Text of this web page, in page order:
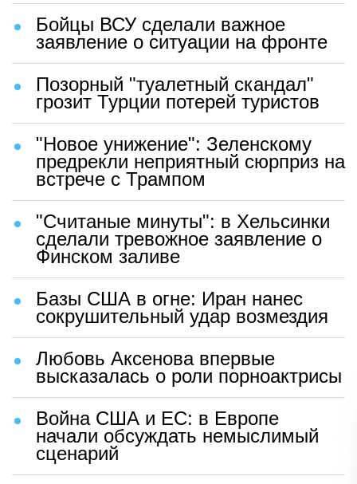
Бойцы ВСУ сделали важное
заявление о ситуации на фронте
Позорный "туалетный скандал"
грозит Турции потерей туристов
"Новое унижение": Зеленскому
предрекли неприятный сюрприз на
встрече с Трампом
"Считаные минуты": в Хельсинки
сделали тревожное заявление о
Финском заливе
Базы США в огне: Иран нанес
сокрушительный удар возмездия
Любовь Аксенова впервые
высказалась о роли порноактрисы
Война США и ЕС: в Европе
начали обсуждать немыслимый
сценарий